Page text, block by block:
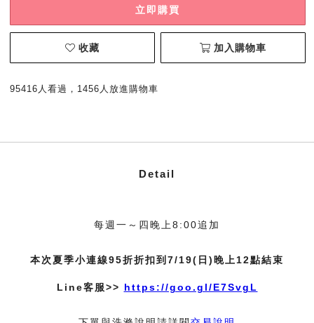
立即購買
收藏 加入購物車
95416人看過，1456人放進購物車
Detail
每週一～四晚上8:00追加
本次夏季小連線95折折扣到7/19(日)晚上12點結束
Line客服>> https://goo.gl/E7SvgL